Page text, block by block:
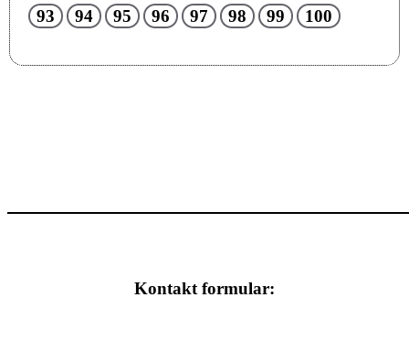
93
94 95 96 97 98 99 100
Kontakt formular: